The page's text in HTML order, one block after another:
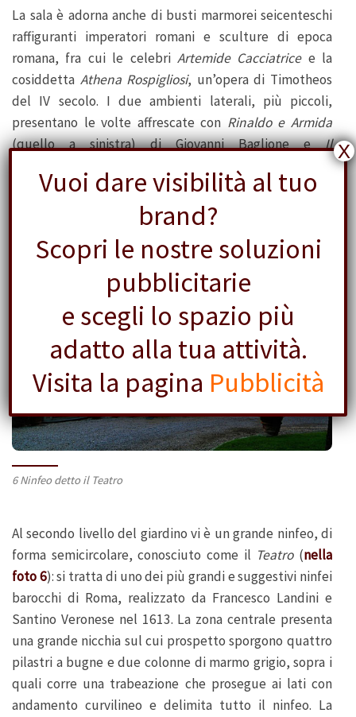
La sala è adorna anche di busti marmorei seicenteschi
raffiguranti imperatori romani e sculture di epoca
romana, fra cui le celebri Artemide Cacciatricee la
cosiddetta Athena Rospigliosi, un’opera di Timotheos
del IV secolo. I due ambienti laterali, più piccoli,
presentano le volte affrescate con Rinaldo e Armida
(quello a sinistra) di Giovanni Baglione eIl
(quello a destra) di Domenico
Cresti.
6 Ninfeo detto il Teatro
Al secondo livello del giardino vi è un grande ninfeo, di
forma semicircolare, conosciuto come il Teatro(nella
foto 6): si tratta di uno dei più grandi e suggestivi ninfei
barocchi di Roma, realizzato da Francesco Landini e
Santino Veronese nel 1613. La zona centrale presenta
una grande nicchia sul cui prospetto sporgono quattro
pilastri a bugne e due colonne di marmo grigio, sopra i
quali corre una trabeazione che prosegue ai lati con
andamento curvilineo e delimita tutto il ninfeo. La
Vuoi dare visibilità al tuo
brand?
Scopri le nostre soluzioni
pubblicitarie
e scegli lo spazio più
adatto alla tua attività.
Visita la pagina Pubblicità
X